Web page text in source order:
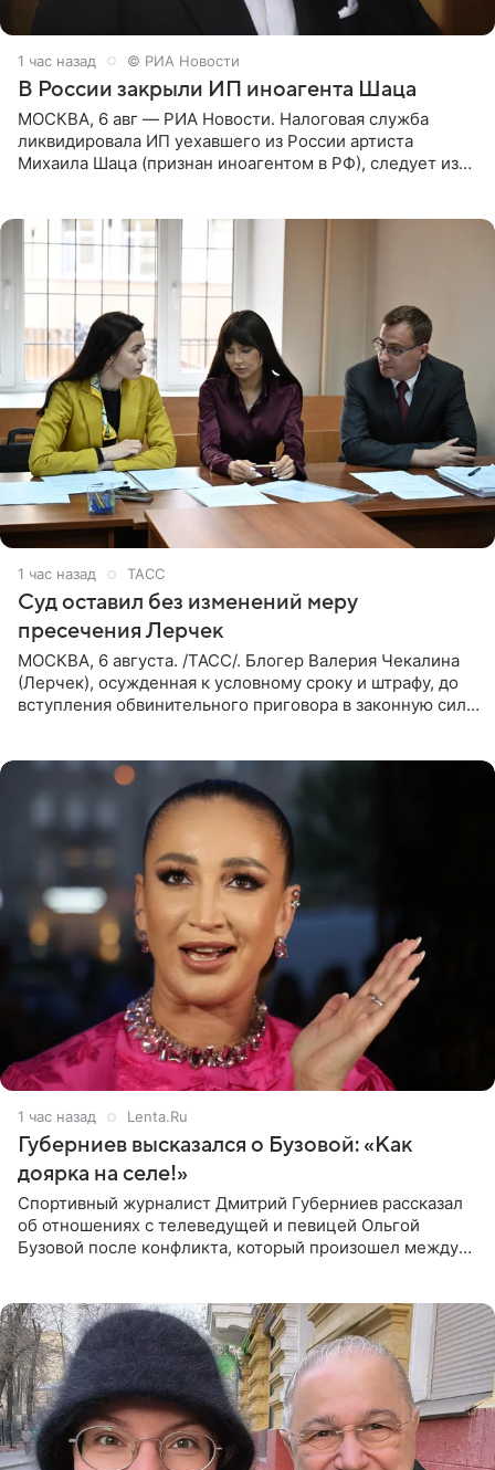
1 час назад © РИА Новости
В России закрыли ИП иноагента Шаца
МОСКВА, 6 авг — РИА Новости. Налоговая служба
ликвидировала ИП уехавшего из России артиста
Михаила Шаца (признан иноагентом в РФ), следует из
1 час назад ТАСС
Суд оставил без изменений меру
пресечения Лерчек
МОСКВА, 6 августа. /ТАСС/. Блогер Валерия Чекалина
(Лерчек), осужденная к условному сроку и штрафу, до
вступления обвинительного приговора в законную силу
1 час назад Lenta.Ru
Губерниев высказался о Бузовой: «Как
доярка на селе!»
Спортивный журналист Дмитрий Губерниев рассказал
об отношениях с телеведущей и певицей Ольгой
Бузовой после конфликта, который произошел между